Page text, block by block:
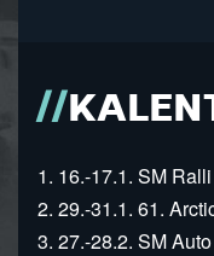
1. 16.-17.1. SM
2. 29.-31.1. 61.
3. 27.-28.2. SM